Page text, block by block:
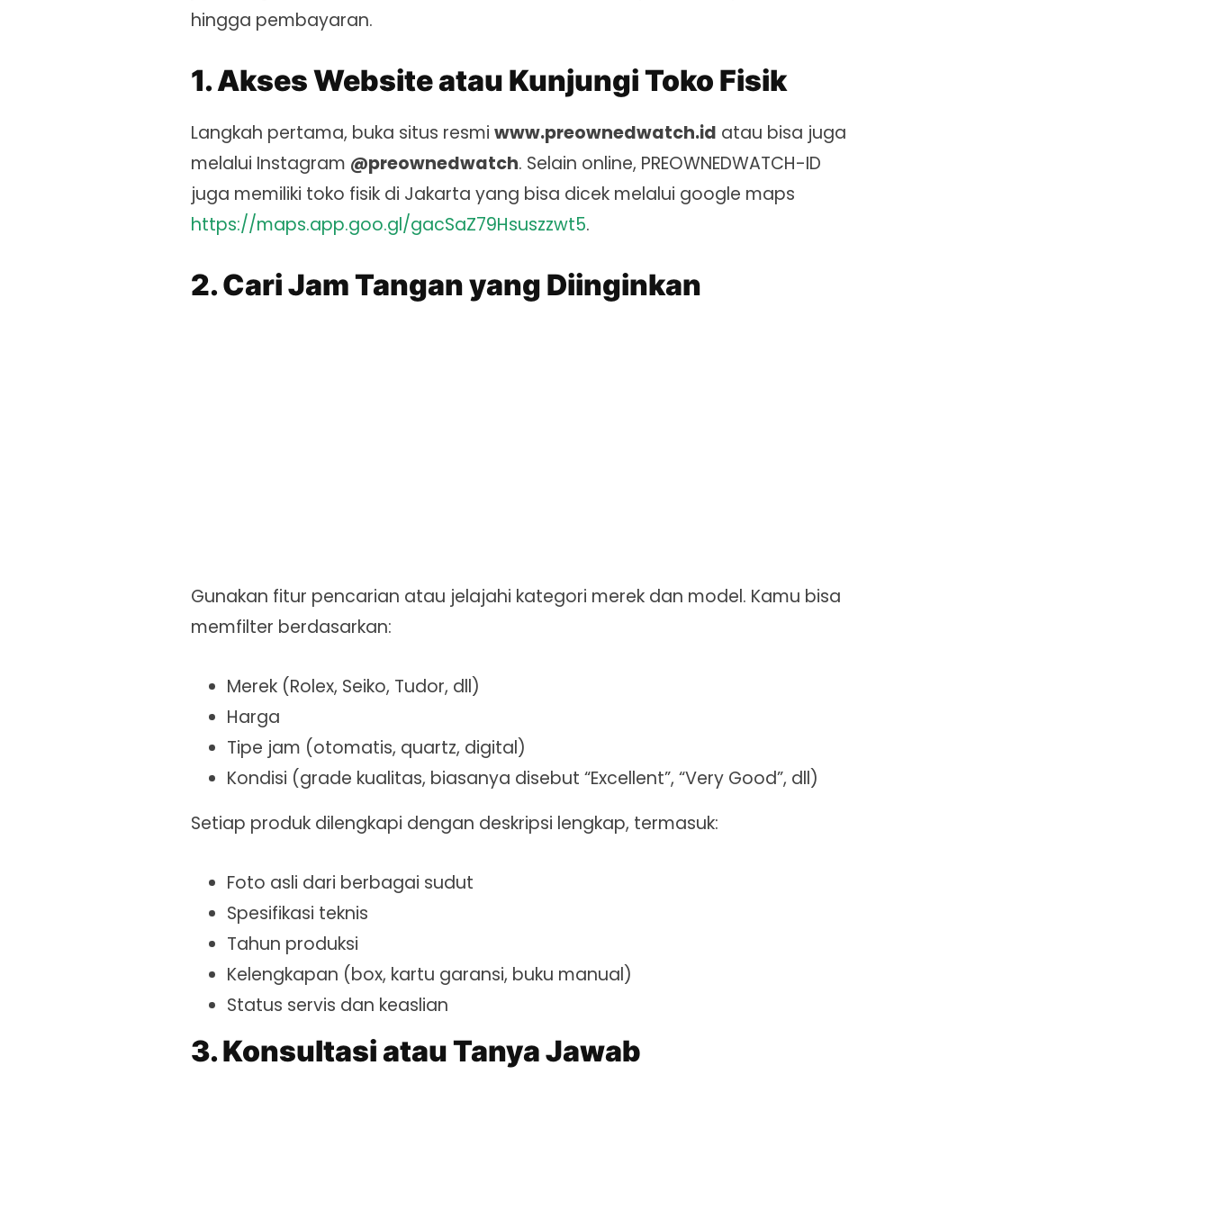
hingga pembayaran.
1. Akses Website atau Kunjungi Toko Fisik
Langkah pertama, buka situs resmi www.preownedwatch.id atau bisa juga
melalui Instagram @preownedwatch. Selain online, PREOWNEDWATCH-ID
juga memiliki toko fisik di Jakarta yang bisa dicek melalui google maps
https://maps.app.goo.gl/gacSaZ79Hsuszzwt5.
2. Cari Jam Tangan yang Diinginkan
Gunakan fitur pencarian atau jelajahi kategori merek dan model. Kamu bisa
memfilter berdasarkan:
Merek (Rolex, Seiko, Tudor, dll)
Harga
Tipe jam (otomatis, quartz, digital)
Kondisi (grade kualitas, biasanya disebut “Excellent”, “Very Good”, dll)
Setiap produk dilengkapi dengan deskripsi lengkap, termasuk:
Foto asli dari berbagai sudut
Spesifikasi teknis
Tahun produksi
Kelengkapan (box, kartu garansi, buku manual)
Status servis dan keaslian
3. Konsultasi atau Tanya Jawab